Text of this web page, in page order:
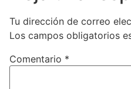
Tu dirección de correo
Los campos obligatorios
Comentario *